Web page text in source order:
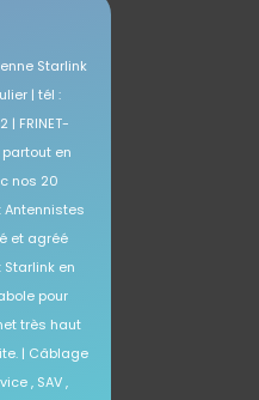
Starlink
| tél :
| FRINET-
partout en
nos 20
et agréé
en
pour
très haut
| Câblage
, SAV ,